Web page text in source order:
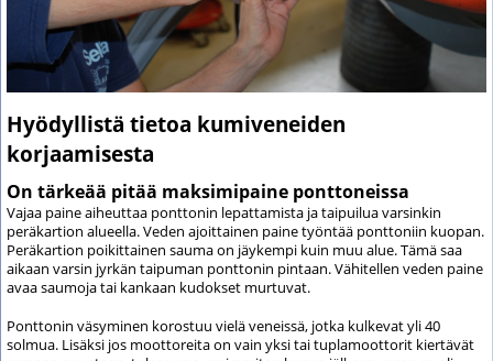
Hyödyllistä tietoa kumiveneiden
korjaamisesta
On tärkeää pitää maksimipaine ponttoneissa
Vajaa paine aiheuttaa ponttonin lepattamista ja taipuilua varsinkin
peräkartion alueella. Veden ajoittainen paine työntää ponttoniin kuopan.
Peräkartion poikittainen sauma on jäykempi kuin muu alue. Tämä saa
aikaan varsin jyrkän taipuman ponttonin pintaan. Vähitellen veden paine
avaa saumoja tai kankaan kudokset murtuvat.
Ponttonin väsyminen korostuu vielä veneissä, jotka kulkevat yli 40
solmua. Lisäksi jos moottoreita on vain yksi tai tuplamoottorit kiertävät